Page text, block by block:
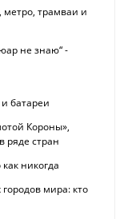
метро, трамваи и
не знаю“ -
батареи
Короны»,
ряде стран
никогда
мира: кто